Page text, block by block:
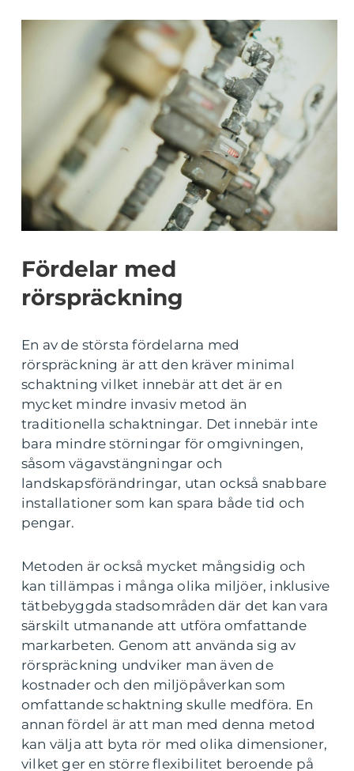
Fördelar med
rörspräckning
En av de största fördelarna med
rörspräckning är att den kräver minimal
schaktning vilket innebär att det är en
mycket mindre invasiv metod än
traditionella schaktningar. Det innebär inte
bara mindre störningar för omgivningen,
såsom vägavstängningar och
landskapsförändringar, utan också snabbare
installationer som kan spara både tid och
pengar.
Metoden är också mycket mångsidig och
kan tillämpas i många olika miljöer, inklusive
tätbebyggda stadsområden där det kan vara
särskilt utmanande att utföra omfattande
markarbeten. Genom att använda sig av
rörspräckning undviker man även de
kostnader och den miljöpåverkan som
omfattande schaktning skulle medföra. En
annan fördel är att man med denna metod
kan välja att byta rör med olika dimensioner,
vilket ger en större flexibilitet beroende på